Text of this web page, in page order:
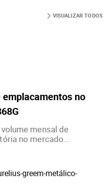
VISUALIZAR TODOS
no
mensal de
no mercado...